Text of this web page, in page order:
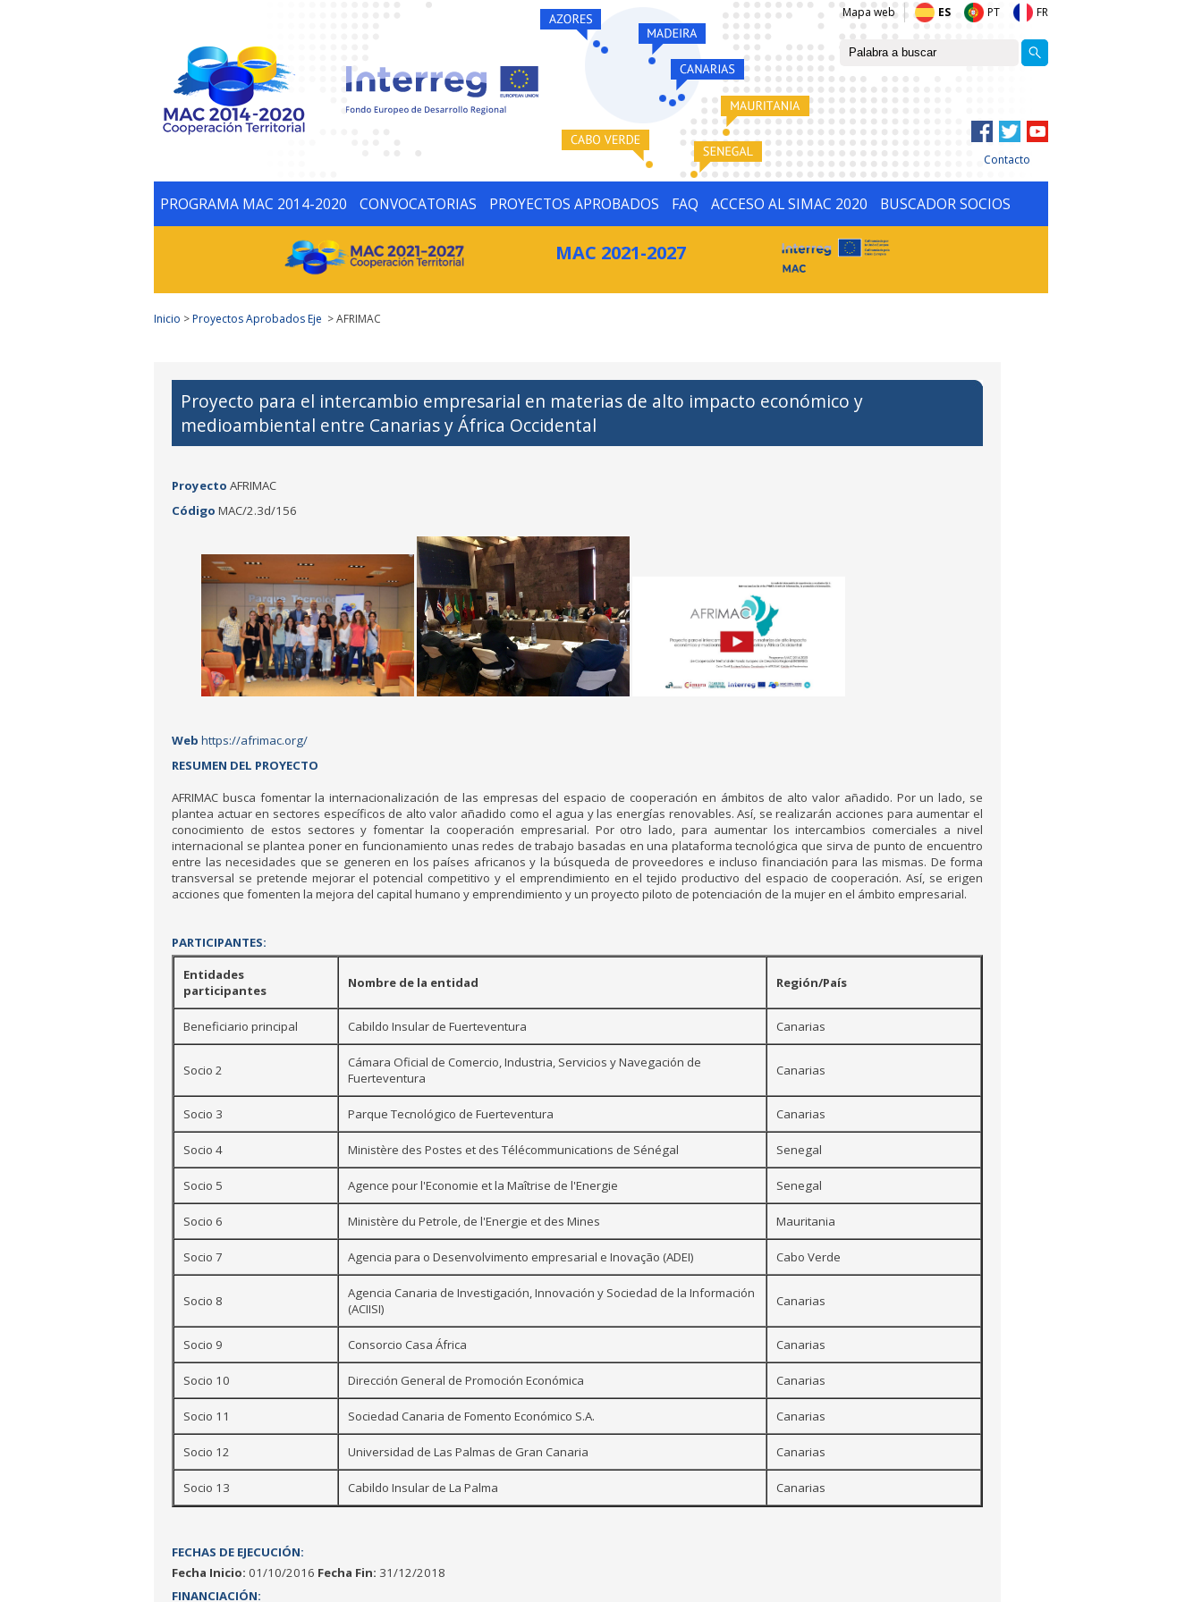
Mapa web ES PT FR
Contacto
PROGRAMA MAC 2014-2020 CONVOCATORIAS PROYECTOS APROBADOS FAQ ACCESO AL SIMAC 2020 BUSCADOR SOCIOS
MAC 2021-2027
Inicio >Proyectos Aprobados Eje > AFRIMAC
Proyecto para el intercambio empresarial en materias de alto impacto económico y
medioambiental entre Canarias y África Occidental
Proyecto AFRIMAC
Código MAC/2.3d/156
Web https://afrimac.org/
RESUMEN DEL PROYECTO
AFRIMAC busca fomentar la internacionalización de las empresas del espacio de cooperación en ámbitos de alto valor añadido. Por un lado, se
plantea actuar en sectores específicos de alto valor añadido como el agua y las energías renovables. Así, se realizarán acciones para aumentar el
conocimiento de estos sectores y fomentar la cooperación empresarial. Por otro lado, para aumentar los intercambios comerciales a nivel
internacional se plantea poner en funcionamiento unas redes de trabajo basadas en una plataforma tecnológica que sirva de punto de encuentro
entre las necesidades que se generen en los países africanos y la búsqueda de proveedores e incluso financiación para las mismas. De forma
transversal se pretende mejorar el potencial competitivo y el emprendimiento en el tejido productivo del espacio de cooperación. Así, se erigen
acciones que fomenten la mejora del capital humano y emprendimiento y un proyecto piloto de potenciación de la mujer en el ámbito empresarial.
PARTICIPANTES:
Entidades
participantes
Nombre de la entidad Región/País
Beneficiario principal Cabildo Insular de Fuerteventura Canarias
Socio 2
Cámara Oficial de Comercio, Industria, Servicios y Navegación de
Fuerteventura
Canarias
Socio 3 Parque Tecnológico de Fuerteventura Canarias
Socio 4 Ministère des Postes et des Télécommunications de Sénégal Senegal
Socio 5 Agence pour l'Economie et la Maîtrise de l'Energie Senegal
Socio 6 Ministère du Petrole, de l'Energie et des Mines Mauritania
Socio 7 Agencia para o Desenvolvimento empresarial e Inovação (ADEI) Cabo Verde
Socio 8
Agencia Canaria de Investigación, Innovación y Sociedad de la Información
(ACIISI)
Canarias
Socio 9 Consorcio Casa África Canarias
Socio 10 Dirección General de Promoción Económica Canarias
Socio 11 Sociedad Canaria de Fomento Económico S.A. Canarias
Socio 12 Universidad de Las Palmas de Gran Canaria Canarias
Socio 13 Cabildo Insular de La Palma Canarias
FECHAS DE EJECUCIÓN:
Fecha Inicio: 01/10/2016 Fecha Fin: 31/12/2018
FINANCIACIÓN: